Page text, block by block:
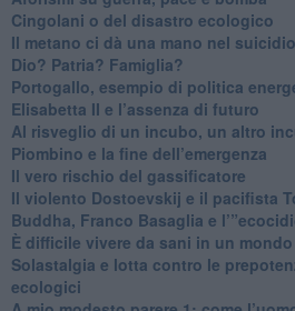
Cingolani o del disastro ecologico
​Il metano ci dà una mano nel
​Dio? Patria? Famiglia?
Portogallo, esempio di politica
​Elisabetta II e l’assenza di futuro
Al risveglio di un incubo, un altro
​Piombino e la fine dell’emergenza
​Il vero rischio del gassificatore
​Il violento Dostoevskij e il pacifista
​Buddha, Franco Basaglia e
​È difficile vivere da sani in un
Solastalgia e lotta contro le
ecologici